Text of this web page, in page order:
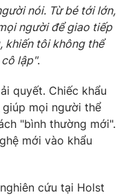
sản
Việt
mình bằng AI
nói. Từ bé tới lớn,
người để giao tiếp
khiến tôi không thể
lập".
quyết. Chiếc khẩu
mọi người thể
"bình thường mới".
mới vào khẩu
cứu tại Holst